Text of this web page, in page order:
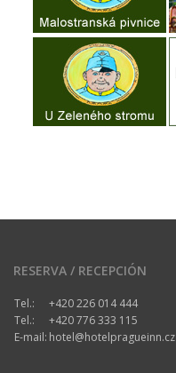
RESERVA / RECEPCIÓN
Tel.:
+420 226 014 444
Tel.:
+420 776 333 115
E-mail: hotel@hotelpragueinn.cz